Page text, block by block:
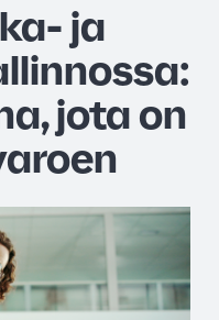
ja
jota on